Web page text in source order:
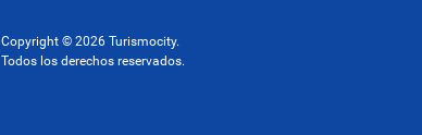
Copyright © 2026 Turismocity.
Todos los derechos reservados.